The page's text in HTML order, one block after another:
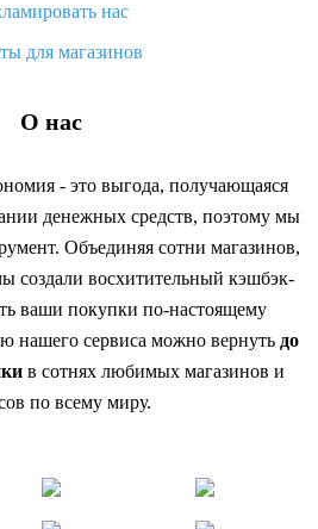
нас
для магазинов
О нас
- это выгода, получающаяся
денежных средств, поэтому мы
Объединяя сотни магазинов,
создали восхитительный кэшбэк-
ваши покупки по-настоящему
сервиса можно вернуть до
в сотнях любимых магазинов и
по всему миру.